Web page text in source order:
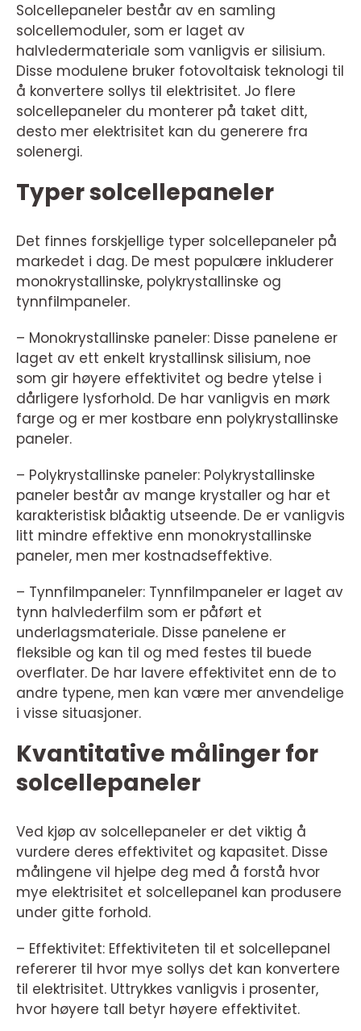
Solcellepaneler består av en samling
solcellemoduler, som er laget av
halvledermateriale som vanligvis er silisium.
Disse modulene bruker fotovoltaisk teknologi til
å konvertere sollys til elektrisitet. Jo flere
solcellepaneler du monterer på taket ditt,
desto mer elektrisitet kan du generere fra
solenergi.
Typer solcellepaneler
Det finnes forskjellige typer solcellepaneler på
markedet i dag. De mest populære inkluderer
monokrystallinske, polykrystallinske og
tynnfilmpaneler.
– Monokrystallinske paneler: Disse panelene er
laget av ett enkelt krystallinsk silisium, noe
som gir høyere effektivitet og bedre ytelse i
dårligere lysforhold. De har vanligvis en mørk
farge og er mer kostbare enn polykrystallinske
paneler.
– Polykrystallinske paneler: Polykrystallinske
paneler består av mange krystaller og har et
karakteristisk blåaktig utseende. De er vanligvis
litt mindre effektive enn monokrystallinske
paneler, men mer kostnadseffektive.
– Tynnfilmpaneler: Tynnfilmpaneler er laget av
tynn halvlederfilm som er påført et
underlagsmateriale. Disse panelene er
fleksible og kan til og med festes til buede
overflater. De har lavere effektivitet enn de to
andre typene, men kan være mer anvendelige
i visse situasjoner.
Kvantitative målinger for
solcellepaneler
Ved kjøp av solcellepaneler er det viktig å
vurdere deres effektivitet og kapasitet. Disse
målingene vil hjelpe deg med å forstå hvor
mye elektrisitet et solcellepanel kan produsere
under gitte forhold.
– Effektivitet: Effektiviteten til et solcellepanel
refererer til hvor mye sollys det kan konvertere
til elektrisitet. Uttrykkes vanligvis i prosenter,
hvor høyere tall betyr høyere effektivitet.